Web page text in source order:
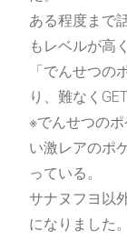
ある程度まで
もレベルが高
「でんせつの
り、難なくGET
※でんせつの
い激レアのポ
っている。
サナヌフヨ以
になりました。